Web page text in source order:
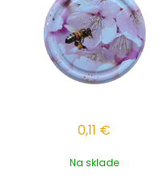
0,11 €
Na sklade